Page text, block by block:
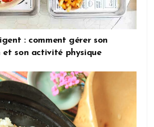
: comment gérer son
son activité physique